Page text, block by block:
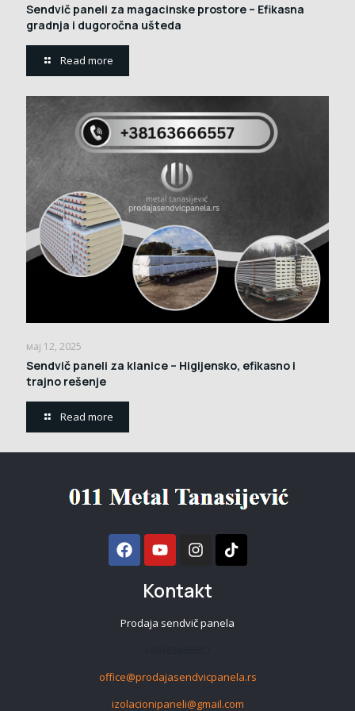
Sendvič paneli za magacinske prostore – Efikasna
gradnja i dugoročna ušteda
Read more
мај 12, 2025
Sendvič paneli za klanice – Higijensko, efikasno i
trajno rešenje
Read more
Kontakt
Prodaja sendvič panela
office@prodajasendvicpanela.rs
izolacionipaneli@gmail.com